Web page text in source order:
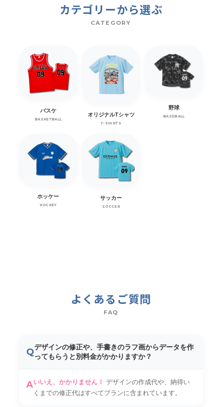
カテゴリーから選ぶ
CATEGORY
バスケ
BASKETBALL
オリジナルTシャツ
T-SHIRTS
野球
BASEBALL
ホッケー
HOCKEY
サッカー
SOCCER
よくあるご質問
FAQ
Qデザインの修正や、手書きのラフ画からデータを作
ってもらうと別料金がかかりますか？
Aいいえ、かかりません！ デザインの作成代や、納得い
くまでの修正代はすべてプランに含まれています。